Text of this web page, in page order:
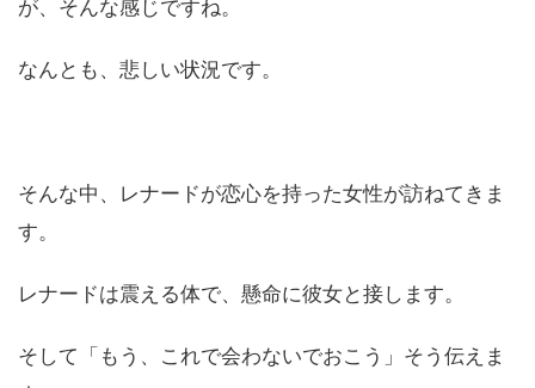
が、そんな感じですね。
なんとも、悲しい状況です。
そんな中、レナードが恋心を持った女性が訪ねてきま
す。
レナードは震える体で、懸命に彼女と接します。
そして「もう、これで会わないでおこう」そう伝えま